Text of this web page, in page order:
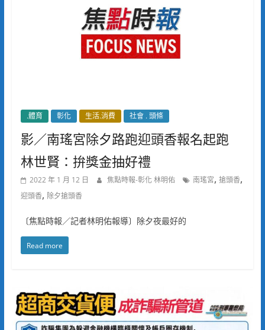
.體育 彰化 生活.消費 社會 . 頭條
影／南瑤宮除夕路跑迎頭香報名起跑
林世賢：拚獎金抽好禮
2022 年 1 月 12 日 焦點時報-彰化 林明佑 南瑤宮, 搶頭香,
迎頭香, 除夕搶頭香
〔焦點時報／記者林明佑報導〕除夕夜最好的
Read more